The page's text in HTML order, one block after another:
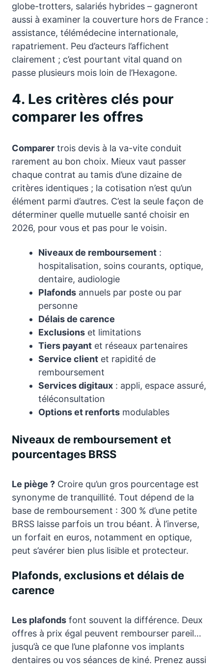
globe-trotters, salariés hybrides – gagneront
aussi à examiner la couverture hors de France :
assistance, télémédecine internationale,
rapatriement. Peu d’acteurs l’affichent
clairement ; c’est pourtant vital quand on
passe plusieurs mois loin de l’Hexagone.
4. Les critères clés pour
comparer les offres
Comparer trois devis à la va-vite conduit
rarement au bon choix. Mieux vaut passer
chaque contrat au tamis d’une dizaine de
critères identiques ; la cotisation n’est qu’un
élément parmi d’autres. C’est la seule façon de
déterminer quelle mutuelle santé choisir en
2026, pour vous et pas pour le voisin.
Niveaux de remboursement :
hospitalisation, soins courants, optique,
dentaire, audiologie
Plafonds annuels par poste ou par
personne
Délais de carence
Exclusions et limitations
Tiers payant et réseaux partenaires
Service client et rapidité de
remboursement
Services digitaux : appli, espace assuré,
téléconsultation
Options et renforts modulables
Niveaux de remboursement et
pourcentages BRSS
Le piège ? Croire qu’un gros pourcentage est
synonyme de tranquillité. Tout dépend de la
base de remboursement : 300 % d’une petite
BRSS laisse parfois un trou béant. À l’inverse,
un forfait en euros, notamment en optique,
peut s’avérer bien plus lisible et protecteur.
Plafonds, exclusions et délais de
carence
Les plafonds font souvent la différence. Deux
offres à prix égal peuvent rembourser pareil…
jusqu’à ce que l’une plafonne vos implants
dentaires ou vos séances de kiné. Prenez aussi